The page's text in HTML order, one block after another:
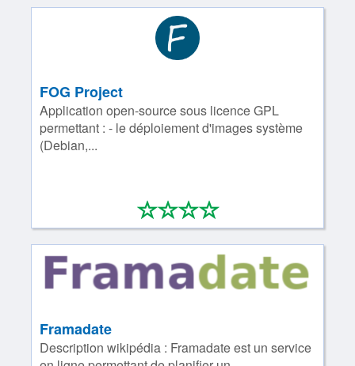
FOG Project
Application open-source sous licence GPL
permettant : - le déploiement d'images système
(Debian,...
****
0/4
Framadate
Description wikipédia : Framadate est un service